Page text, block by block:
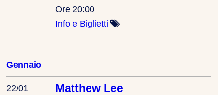
Ore 20:00
Info e Biglietti
Gennaio
22/01
Matthew Lee